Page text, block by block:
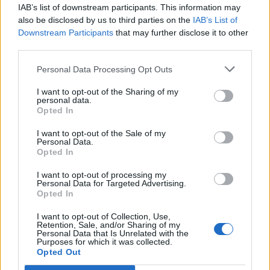
IAB’s list of downstream participants. This information may
also be disclosed by us to third parties on the IAB’s List of
Downstream Participants that may further disclose it to other
Personal Data Processing Opt Outs
I want to opt-out of the Sharing of my
personal data.
Opted In
I want to opt-out of the Sale of my
Personal Data.
Opted In
I want to opt-out of processing my
Personal Data for Targeted Advertising.
Opted In
I want to opt-out of Collection, Use,
Retention, Sale, and/or Sharing of my
Personal Data that Is Unrelated with the
Purposes for which it was collected.
Opted Out
Komentarai
Rašyti komentarą
Komentaras